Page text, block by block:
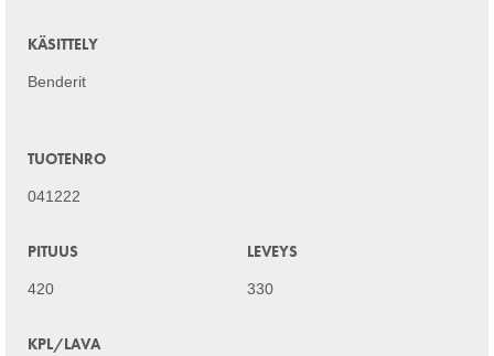
KÄSITTELY
Benderit
TUOTENRO
041222
PITUUS
420
LEVEYS
330
KPL/LAVA